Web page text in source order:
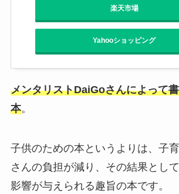
楽天市場
Yahooショッピング
メンタリストDaiGoさんによって
本。
子供のための本というよりは、子
さんの負担が減り、その結果とし
影響が与えられる趣旨の本です。